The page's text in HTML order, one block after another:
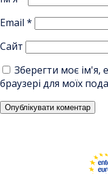
Email *
Сайт
Зберегти моє ім'я,
браузері для моїх